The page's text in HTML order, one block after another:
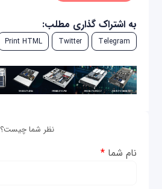
به اشتراک گذاری مطلب:
Telegram
Twitter
Print HTML
نظر شما چیست؟
نام شما*